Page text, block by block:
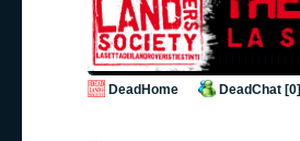
DeadHome DeadChat [0]